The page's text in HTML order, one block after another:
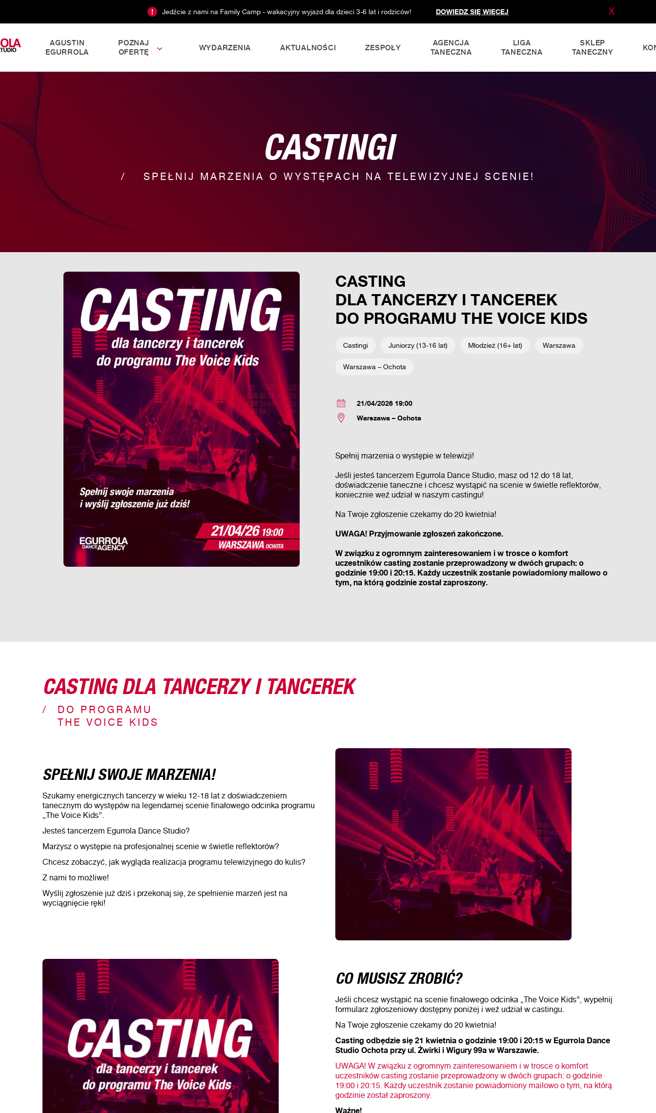
X
Jedźcie z nami na Family Camp - wakacyjny wyjazd dla dzieci 3-6 lat i rodziców! DOWIEDZ SIĘ WIĘCEJ
AGUSTIN
EGURROLA
POZNAJ
OFERTĘ
WYDARZENIA AKTUALNOŚCI ZESPOŁY
AGENCJA
TANECZNA
LIGA
TANECZNA
SKLEP
TANECZNY
CASTINGI
SPEŁNIJ MARZENIA O WYSTĘPACH NA TELEWIZYJNEJ SCENIE!
CASTING
DLA TANCERZY I TANCEREK
DO PROGRAMU THE VOICE KIDS
Castingi Juniorzy (13-16 lat) Młodzież (16+ lat) Warszawa
Warszawa – Ochota
21/04/2026 19:00
Warszawa – Ochota
Spełnij marzenia o występie w telewizji!
Jeśli jesteś tancerzem Egurrola Dance Studio, masz od 12 do 18 lat,
doświadczenie taneczne i chcesz wystąpić na scenie w świetle reflektorów,
koniecznie weź udział w naszym castingu!
Na Twoje zgłoszenie czekamy do 20 kwietnia!
UWAGA! Przyjmowanie zgłoszeń zakończone.
W związku z ogromnym zainteresowaniem i w trosce o komfort
uczestników casting zostanie przeprowadzony w dwóch grupach: o
godzinie 19:00 i 20:15. Każdy uczestnik zostanie powiadomiony mailowo o
tym, na którą godzinie został zaproszony.
CASTING DLA TANCERZY I TANCEREK
DO PROGRAMU
THE VOICE KIDS
SPEŁNIJ SWOJE MARZENIA!
Szukamy energicznych tancerzy w wieku 12-18 lat z doświadczeniem
tanecznym do występów na legendarnej scenie finałowego odcinka programu
„The Voice Kids”.
Jesteś tancerzem Egurrola Dance Studio?
Marzysz o występie na profesjonalnej scenie w świetle reflektorów?
Chcesz zobaczyć, jak wygląda realizacja programu telewizyjnego do kulis?
Z nami to możliwe!
Wyślij zgłoszenie już dziś i przekonaj się, że spełnienie marzeń jest na
wyciągnięcie ręki!
CO MUSISZ ZROBIĆ?
Jeśli chcesz wystąpić na scenie finałowego odcinka „The Voice Kids”, wypełnij
formularz zgłoszeniowy dostępny poniżej i weź udział w castingu.
Na Twoje zgłoszenie czekamy do 20 kwietnia!
Casting odbędzie się 21 kwietnia o godzinie 19:00 i 20:15 w Egurrola Dance
Studio Ochota przy ul. Żwirki i Wigury 99a w Warszawie.
UWAGA! W związku z ogromnym zainteresowaniem i w trosce o komfort
uczestników casting zostanie przeprowadzony w dwóch grupach: o godzinie
19:00 i 20:15. Każdy uczestnik zostanie powiadomiony mailowo o tym, na którą
godzinie został zaproszony.
Ważne!